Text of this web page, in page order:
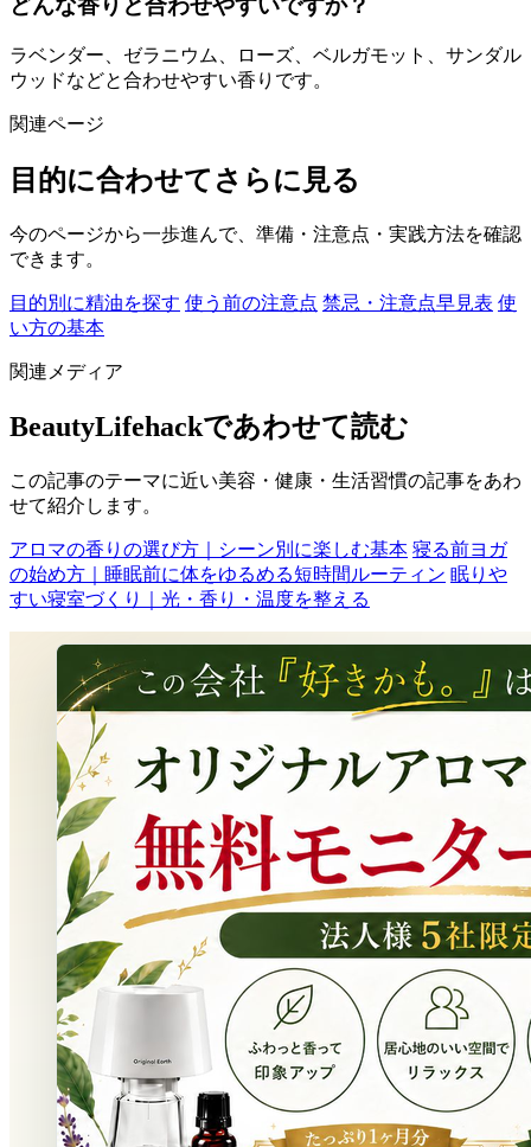
どんな香りと合わせやすいですか？
ラベンダー、ゼラニウム、ローズ、ベルガモット、サンダル
ウッドなどと合わせやすい香りです。
関連ページ
目的に合わせてさらに見る
今のページから一歩進んで、準備・注意点・実践方法を確認
できます。
目的別に精油を探す 使う前の注意点 禁忌・注意点早見表 使
い方の基本
関連メディア
BeautyLifehackであわせて読む
この記事のテーマに近い美容・健康・生活習慣の記事をあわ
せて紹介します。
アロマの香りの選び方｜シーン別に楽しむ基本 寝る前ヨガ
の始め方｜睡眠前に体をゆるめる短時間ルーティン 眠りや
すい寝室づくり｜光・香り・温度を整える